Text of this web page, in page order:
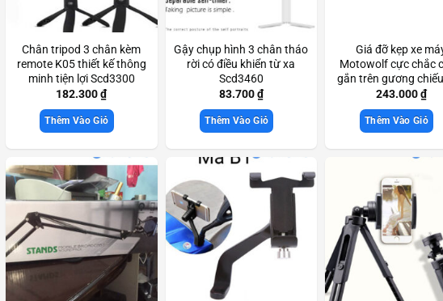
Chân tripod 3 chân kèm
remote K05 thiết kế thông
minh tiện lợi Scd3300
182.300₫
Thêm Vào Giỏ
Gậy chụp hình 3 chân tháo
rời có điều khiển từ xa
Scd3460
83.700₫
Thêm Vào Giỏ
Giá đỡ kẹp xe
Motowolf cực chắc
gắn trên gương
Scd3322
243.000₫
Thêm Vào Giỏ